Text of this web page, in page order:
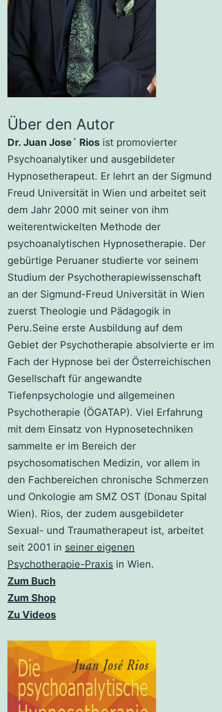
Über den Autor
Dr. Juan Jose´ Rios ist promovierter
Psychoanalytiker und ausgebildeter
Hypnosetherapeut. Er lehrt an der Sigmund
Freud Universität in Wien und arbeitet seit
dem Jahr 2000 mit seiner von ihm
weiterentwickelten Methode der
psychoanalytischen Hypnosetherapie. Der
gebürtige Peruaner studierte vor seinem
Studium der Psychotherapiewissenschaft
an der Sigmund-Freud Universität in Wien
zuerst Theologie und Pädagogik in
Peru.Seine erste Ausbildung auf dem
Gebiet der Psychotherapie absolvierte er im
Fach der Hypnose bei der Österreichischen
Gesellschaft für angewandte
Tiefenpsychologie und allgemeinen
Psychotherapie (ÖGATAP). Viel Erfahrung
mit dem Einsatz von Hypnosetechniken
sammelte er im Bereich der
psychosomatischen Medizin, vor allem in
den Fachbereichen chronische Schmerzen
und Onkologie am SMZ OST (Donau Spital
Wien). Rios, der zudem ausgebildeter
Sexual- und Traumatherapeut ist, arbeitet
seit 2001 in seiner eigenen
Psychotherapie-Praxis in Wien.
Zum Buch
Zum Shop
Zu Videos